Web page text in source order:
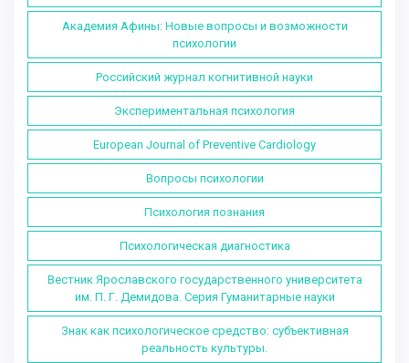
Академия Афины: Новые вопросы и возможности
психологии
Российский журнал когнитивной науки
Экспериментальная психология
European Journal of Preventive Cardiology
Вопросы психологии
Психология познания
Психологическая диагностика
Вестник Ярославского государственного университета
им. П. Г. Демидова. Серия Гуманитарные науки
Знак как психологическое средство: субъективная
реальность культуры.